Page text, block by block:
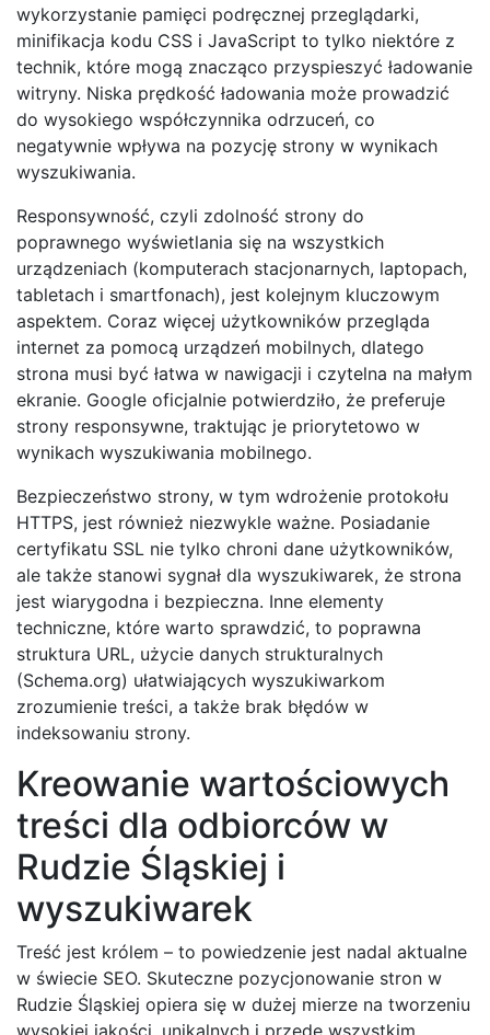
wykorzystanie pamięci podręcznej przeglądarki,
minifikacja kodu CSS i JavaScript to tylko niektóre z
technik, które mogą znacząco przyspieszyć ładowanie
witryny. Niska prędkość ładowania może prowadzić
do wysokiego współczynnika odrzuceń, co
negatywnie wpływa na pozycję strony w wynikach
wyszukiwania.
Responsywność, czyli zdolność strony do
poprawnego wyświetlania się na wszystkich
urządzeniach (komputerach stacjonarnych, laptopach,
tabletach i smartfonach), jest kolejnym kluczowym
aspektem. Coraz więcej użytkowników przegląda
internet za pomocą urządzeń mobilnych, dlatego
strona musi być łatwa w nawigacji i czytelna na małym
ekranie. Google oficjalnie potwierdziło, że preferuje
strony responsywne, traktując je priorytetowo w
wynikach wyszukiwania mobilnego.
Bezpieczeństwo strony, w tym wdrożenie protokołu
HTTPS, jest również niezwykle ważne. Posiadanie
certyfikatu SSL nie tylko chroni dane użytkowników,
ale także stanowi sygnał dla wyszukiwarek, że strona
jest wiarygodna i bezpieczna. Inne elementy
techniczne, które warto sprawdzić, to poprawna
struktura URL, użycie danych strukturalnych
(Schema.org) ułatwiających wyszukiwarkom
zrozumienie treści, a także brak błędów w
indeksowaniu strony.
Kreowanie wartościowych
treści dla odbiorców w
Rudzie Śląskiej i
wyszukiwarek
Treść jest królem – to powiedzenie jest nadal aktualne
w świecie SEO. Skuteczne pozycjonowanie stron w
Rudzie Śląskiej opiera się w dużej mierze na tworzeniu
wysokiej jakości, unikalnych i przede wszystkim